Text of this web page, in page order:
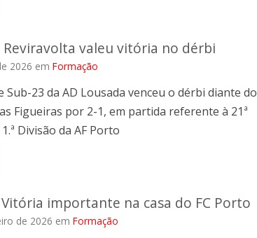
Reviravolta valeu vitória no dérbi
2026 em Formação
Sub-23 da AD Lousada venceu o dérbi diante do
Figueiras por 2-1, em partida referente à 21ª
Divisão da AF Porto
importante na casa do FC Porto
de 2026 em Formação